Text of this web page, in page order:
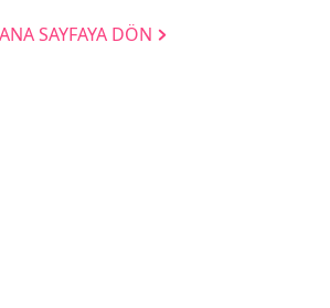
ANA SAYFAYA DÖN